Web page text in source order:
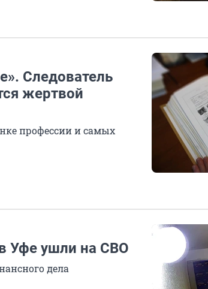
Следователь
жертвой
профессии и самых
Уфе ушли на СВО
дела